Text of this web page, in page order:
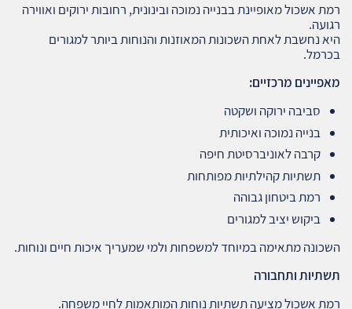
רמת אשכול מאופיינת בבנייה נמוכה ובינונית, רחובות ירוקים ואווירה
רגועה.
היא נחשבת לאחת השכונות המאוזנות והנוחות ביותר למגורים
בכרמל.
מאפיינים מרכזיים:
סביבה ירוקה ושקטה
בנייה נמוכה ואיכותית
קרבה לאוניברסיטת חיפה
תשתיות קהילתיות מפותחות
רמת ביטחון גבוהה
ביקוש יציב למגורים
השכונה מתאימה במיוחד למשפחות ולמי שמעריך איכות חיים ונוחות.
תשתיות ותחבורה
רמת אשכול מציעה תשתיות נוחות המותאמות לחיי משפחה.